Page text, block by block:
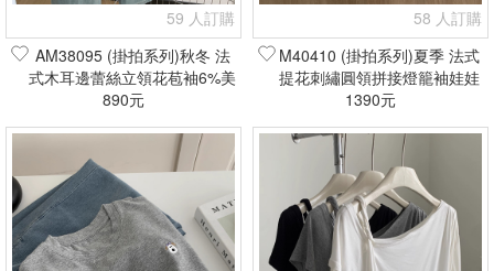
59 人訂購
AM38095 (掛拍系列)秋冬 法
式木耳邊蕾絲立領花苞袖6%美
麗諾羊毛上衣(現貨+預購)
890元
58 人訂購
M40410 (掛拍系列)夏季 法式
提花刺繡圓領拼接燈籠袖娃娃
衫(現貨+預購)
1390元